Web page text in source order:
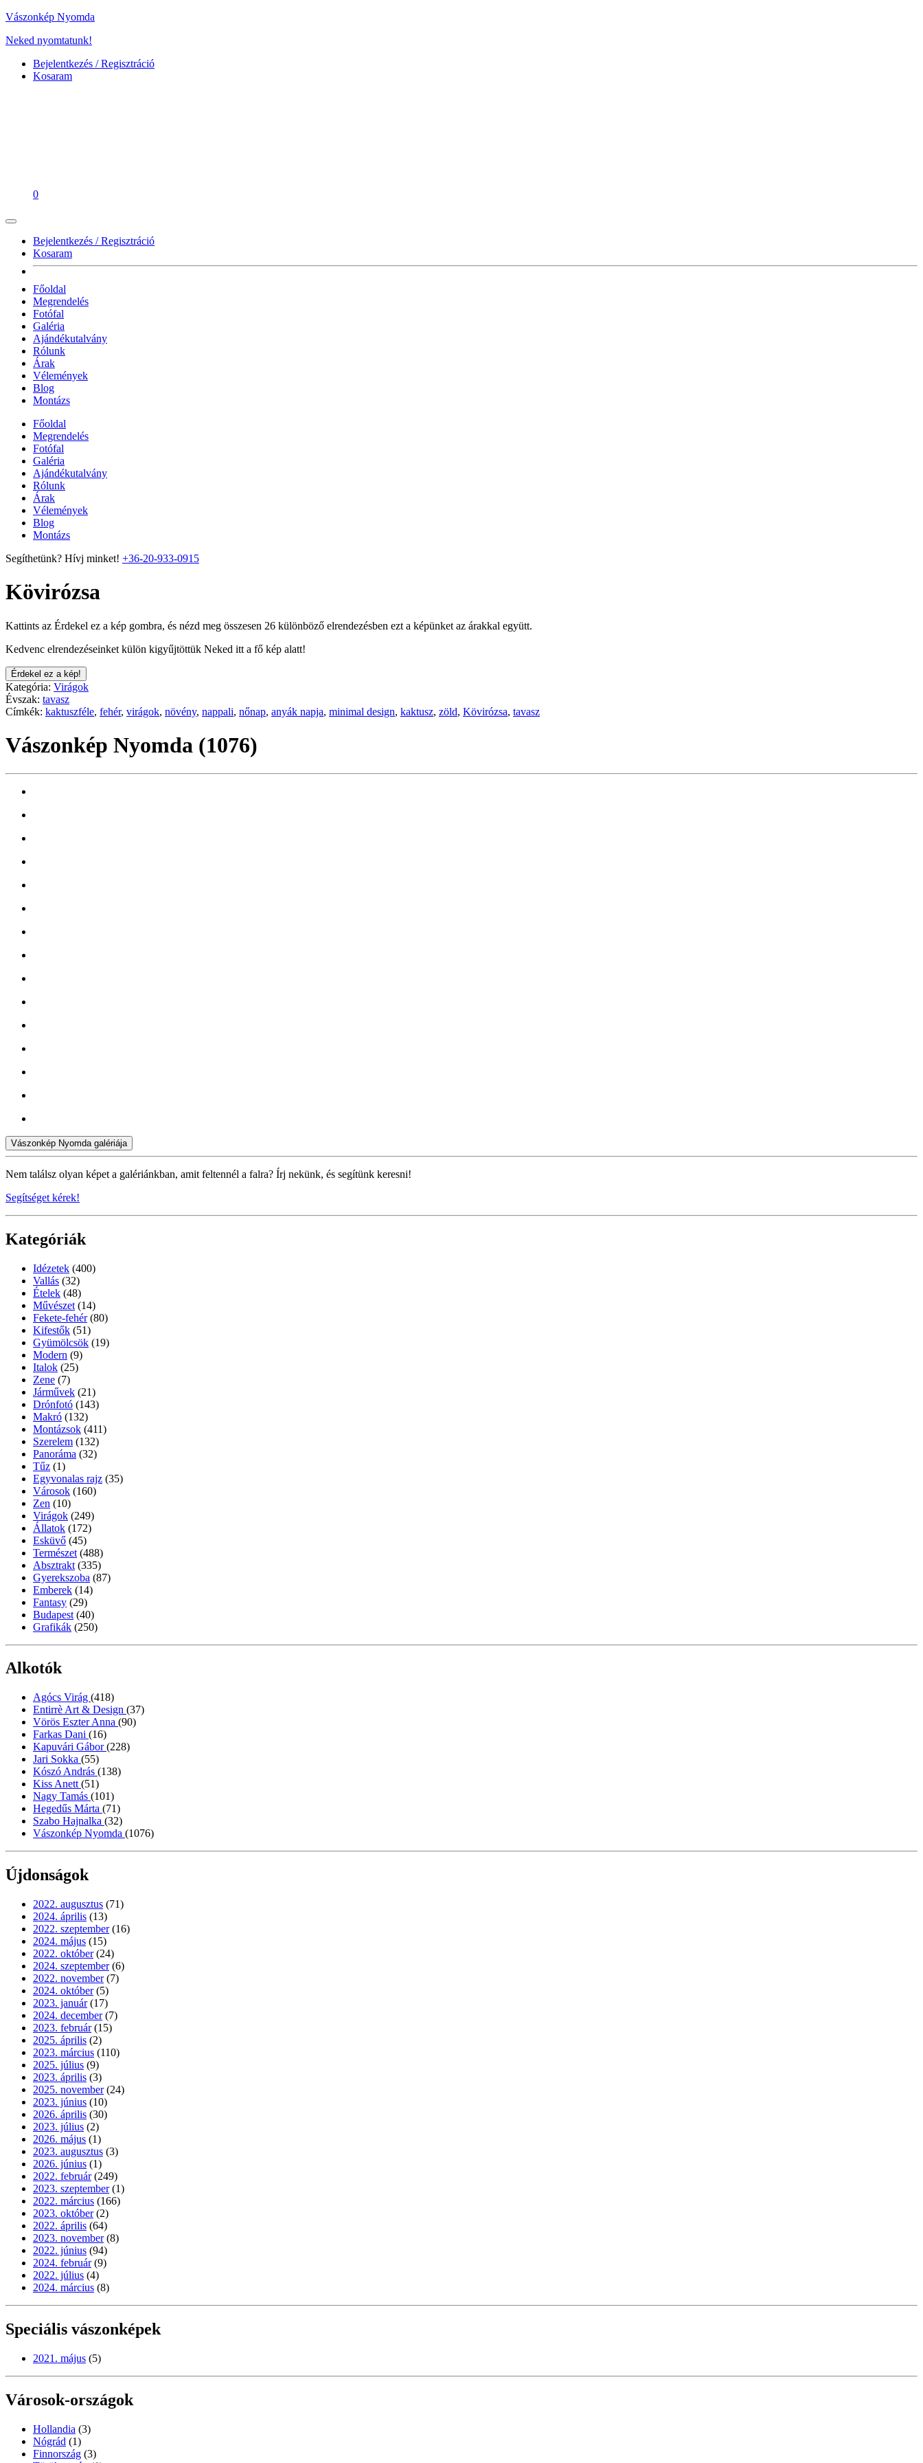
Vászonkép Nyomda
Neked nyomtatunk!
Bejelentkezés / Regisztráció
Kosaram
0
Bejelentkezés / Regisztráció
Kosaram
Főoldal
Megrendelés
Fotófal
Galéria
Ajándékutalvány
Rólunk
Árak
Vélemények
Blog
Montázs
Főoldal
Megrendelés
Fotófal
Galéria
Ajándékutalvány
Rólunk
Árak
Vélemények
Blog
Montázs
Segíthetünk? Hívj minket! +36-20-933-0915
Kövirózsa
Kattints az Érdekel ez a kép gombra, és nézd meg összesen 26 különböző elrendezésben ezt a képünket az árakkal együtt.
Kedvenc elrendezéseinket külön kigyűjtöttük Neked itt a fő kép alatt!
Érdekel ez a kép!
Kategória: Virágok
Évszak: tavasz
Címkék: kaktuszféle, fehér, virágok, növény, nappali, nőnap, anyák napja, minimal design, kaktusz, zöld, Kövirózsa, tavasz
Vászonkép Nyomda (1076)
Vászonkép Nyomda galériája
Nem találsz olyan képet a galériánkban, amit feltennél a falra? Írj nekünk, és segítünk keresni!
Segítséget kérek!
Kategóriák
Idézetek (400)
Vallás (32)
Ételek (48)
Művészet (14)
Fekete-fehér (80)
Kifestők (51)
Gyümölcsök (19)
Modern (9)
Italok (25)
Zene (7)
Járművek (21)
Drónfotó (143)
Makró (132)
Montázsok (411)
Szerelem (132)
Panoráma (32)
Tűz (1)
Egyvonalas rajz (35)
Városok (160)
Zen (10)
Virágok (249)
Állatok (172)
Esküvő (45)
Természet (488)
Absztrakt (335)
Gyerekszoba (87)
Emberek (14)
Fantasy (29)
Budapest (40)
Grafikák (250)
Alkotók
Agócs Virág (418)
Entirrè Art & Design (37)
Vörös Eszter Anna (90)
Farkas Dani (16)
Kapuvári Gábor(228)
Jari Sokka (55)
Kószó András (138)
Kiss Anett (51)
Nagy Tamás (101)
Hegedűs Márta (71)
Szabo Hajnalka (32)
Vászonkép Nyomda (1076)
Újdonságok
2022. augusztus (71)
2024. április (13)
2022. szeptember (16)
2024. május (15)
2022. október (24)
2024. szeptember (6)
2022. november (7)
2024. október (5)
2023. január (17)
2024. december (7)
2023. február (15)
2025. április (2)
2023. március (110)
2025. július (9)
2023. április (3)
2025. november (24)
2023. június (10)
2026. április (30)
2023. július (2)
2026. május (1)
2023. augusztus (3)
2026. június (1)
2022. február (249)
2023. szeptember (1)
2022. március (166)
2023. október (2)
2022. április (64)
2023. november (8)
2022. június (94)
2024. február (9)
2022. július (4)
2024. március (8)
Speciális vászonképek
2021. május (5)
Városok-országok
Hollandia (3)
Nógrád (1)
Finnország (3)